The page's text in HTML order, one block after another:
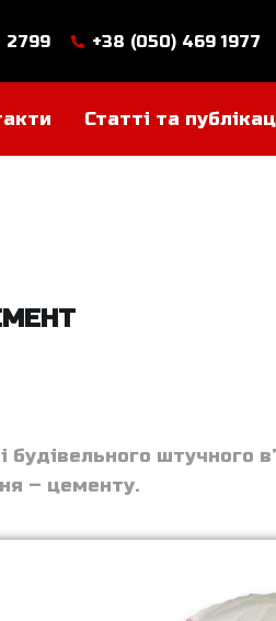
2799 +38 (050) 469 1977
Статті та
штучного
– цементу.